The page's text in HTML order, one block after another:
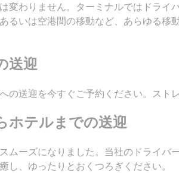
変わりません。ターミナルではドライ
るいは空港間の移動など、あらゆる移
送迎
の送迎を今すぐご予約ください。スト
ホテルまでの送迎
ムーズになりました。当社のドライバ
し、ゆったりとおくつろぎください。